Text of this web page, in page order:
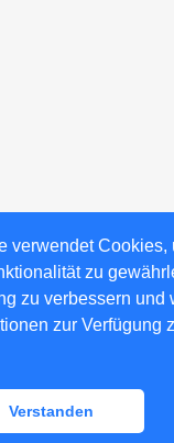
verwendet Cookies,
zu
zu verbessern und
zur Verfügung
Verstanden